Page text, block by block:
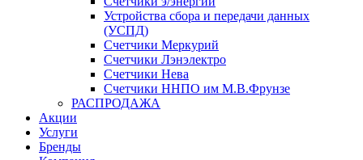
Устройства сбора и передачи данных
(УСПД)
Счетчики Меркурий
Счетчики Лэнэлектро
Счетчики Нева
Счетчики ННПО им М.В.Фрунзе
РАСПРОДАЖА
Акции
Услуги
Бренды